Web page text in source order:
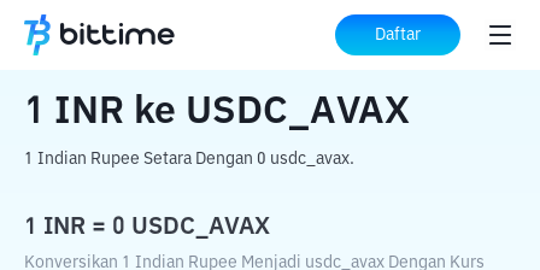
Daftar
Beranda Konverter Kripto ke USDC_AVAX
1 INR ke USDC_AVAX
1 Indian Rupee Setara Dengan 0 usdc_avax.
1 INR = 0 USDC_AVAX
Konversikan 1 Indian Rupee Menjadi usdc_avax Dengan Kurs